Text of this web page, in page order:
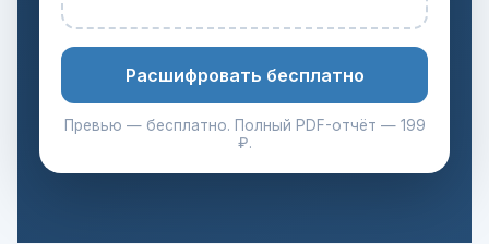
Расшифровать бесплатно
Превью — бесплатно. Полный PDF-отчёт — 199
₽.